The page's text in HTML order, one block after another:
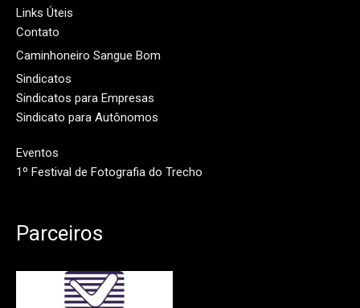
Links Úteis
Contato
Caminhoneiro Sangue Bom
Sindicatos
Sindicatos para Empresas
Sindicato para Autônomos
Eventos
1º Festival de Fotografia do Trecho
Parceiros